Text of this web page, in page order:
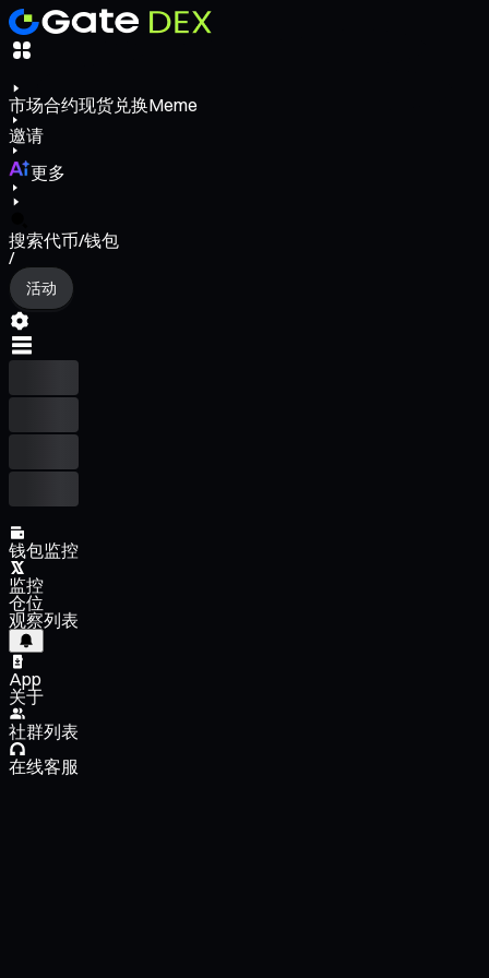
市场合约现货兑换Meme
邀请
更多
搜索代币/钱包
/
活动
钱包监控
监控
仓位
观察列表
App
关于
社群列表
在线客服